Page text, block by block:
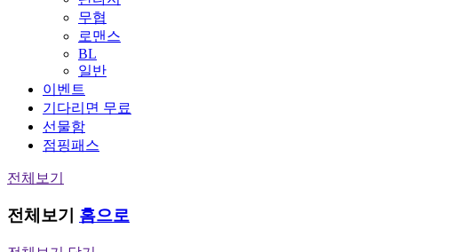
무협
로맨스
BL
일반
이벤트
기다리면 무료
선물함
점핑패스
전체보기
전체보기 홈으로